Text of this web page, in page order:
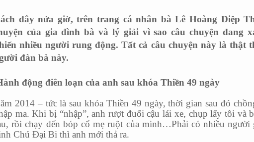
đây nửa giờ, trên trang cá nhân bà Lê Hoàng Diệp
của gia đình bà và lý giải vì sao câu chuyện đang
nhiều người rung động. Tất cả câu chuyện này là thật
đàn bà này.
động điên loạn của anh sau khóa Thiền 49 ngày
2014 – tức là sau khóa Thiền 49 ngày, thời gian sau đó
ma. Khi bị “nhập”, anh rượt đuổi cậu lái xe, chụp lấy tôi và
rồi chạy đến bóp cổ mẹ ruột của mình…Phải có nhiều người
Chú Đại Bi thì anh mới thả ra.